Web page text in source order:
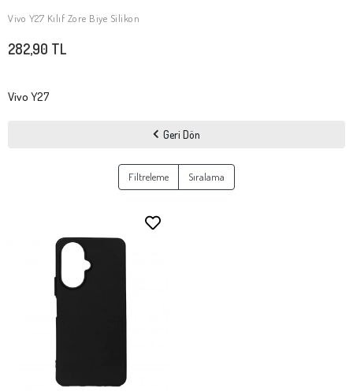
SEPETE EKLE
Vivo Y27 Kılıf Zore Biye Silikon
282,90 TL
Vivo Y27
Geri Dön
Filtreleme Sıralama